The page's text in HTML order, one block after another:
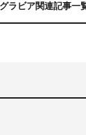
、目玉焼きす
常を笑いあり、
グラビア関連記事一